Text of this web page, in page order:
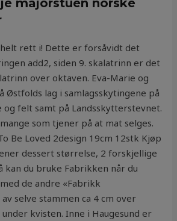
majorstuen norske
rett i! Dette er forsåvidt det
add2, siden 9. skalatrinn er det
over oktaven. Eva-Marie og
Østfolds lag i samlagsskytingene på
og felt samt på Landsskytterstevnet.
som tjener på at mat selges.
Be Loved 2design 19cm 12stk Kjøp
dessert størrelse, 2 forskjellige
kan du bruke Fabrikken når du
de andre «Fabrikk
av selve stammen ca 4 cm over
kvisten. Inne i Haugesund er